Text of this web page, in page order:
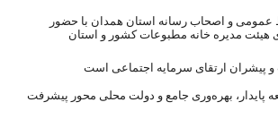
و اصحاب رسانه استان همدان با حضور
هیئت مدیره خانه مطبوعات کشور و استان
پیشران ارتقای سرمایه اجتماعی است
پایدار، بهره‌وری جامع و دولت محلی محور پیشرفت